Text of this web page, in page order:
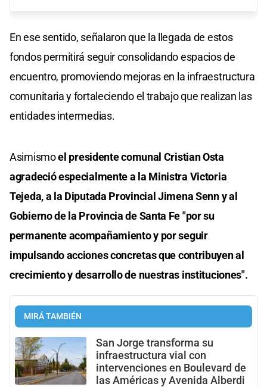
En ese sentido, señalaron que la llegada de estos
fondos permitirá seguir consolidando espacios de
encuentro, promoviendo mejoras en la infraestructura
comunitaria y fortaleciendo el trabajo que realizan las
entidades intermedias.
Asimismoel presidente comunal Cristian Osta
agradeció especialmente a la Ministra Victoria
Tejeda, a la Diputada Provincial Jimena Senn y al
Gobierno de la Provincia de Santa Fe "por su
permanente acompañamiento y por seguir
impulsando acciones concretas que contribuyen al
crecimiento y desarrollo de nuestras instituciones".
MIRÁ TAMBIÉN
San Jorge transforma su
infraestructura vial con
intervenciones en Boulevard de
las Américas y Avenida Alberdi